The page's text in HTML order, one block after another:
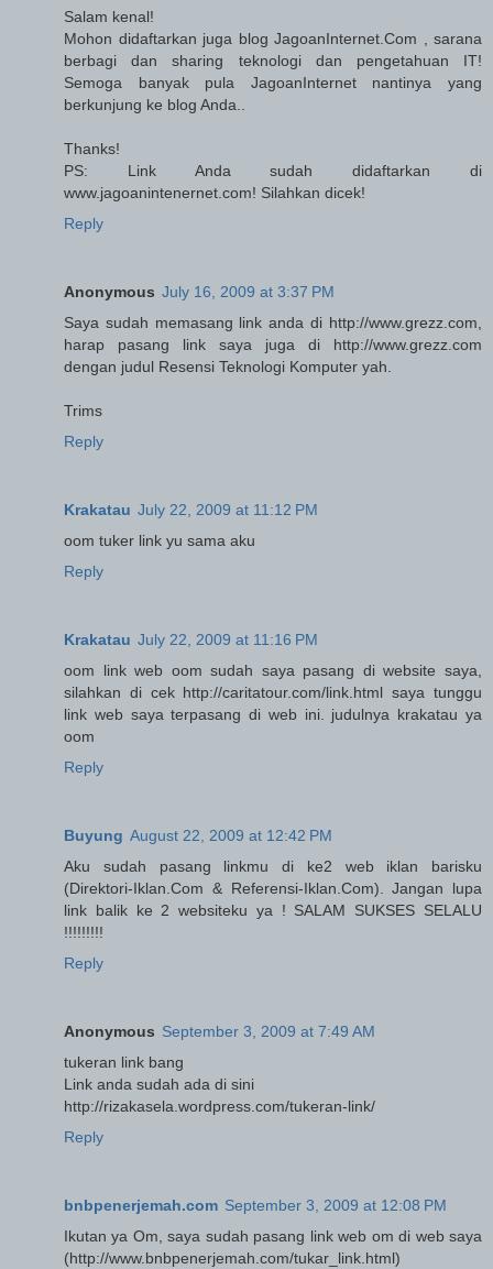
Salam kenal!
Mohon didaftarkan juga blog JagoanInternet.Com , sarana
berbagi dan sharing teknologi dan pengetahuan IT!
Semoga banyak pula JagoanInternet nantinya yang
berkunjung ke blog Anda..
Thanks!
PS: Link Anda sudah didaftarkan di
www.jagoanintenernet.com! Silahkan dicek!
Reply
Anonymous July 16, 2009 at 3:37 PM
Saya sudah memasang link anda di http://www.grezz.com,
harap pasang link saya juga di http://www.grezz.com
dengan judul Resensi Teknologi Komputer yah.
Trims
Reply
Krakatau July 22, 2009 at 11:12 PM
oom tuker link yu sama aku
Reply
Krakatau July 22, 2009 at 11:16 PM
oom link web oom sudah saya pasang di website saya,
silahkan di cek http://caritatour.com/link.html saya tunggu
link web saya terpasang di web ini. judulnya krakatau ya
oom
Reply
Buyung August 22, 2009 at 12:42 PM
Aku sudah pasang linkmu di ke2 web iklan barisku
(Direktori-Iklan.Com & Referensi-Iklan.Com). Jangan lupa
link balik ke 2 websiteku ya ! SALAM SUKSES SELALU
!!!!!!!!!
Reply
Anonymous September 3, 2009 at 7:49 AM
tukeran link bang
Link anda sudah ada di sini
http://rizakasela.wordpress.com/tukeran-link/
Reply
bnbpenerjemah.com September 3, 2009 at 12:08 PM
Ikutan ya Om, saya sudah pasang link web om di web saya
(http://www.bnbpenerjemah.com/tukar_link.html)